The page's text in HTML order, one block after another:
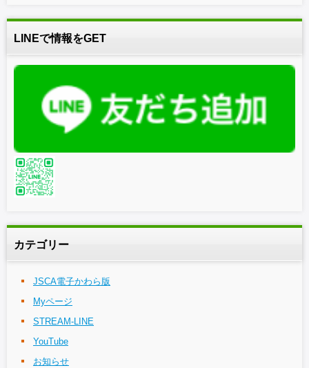
LINEで情報をGET
カテゴリー
JSCA電子かわら版
Myページ
STREAM-LINE
YouTube
お知らせ